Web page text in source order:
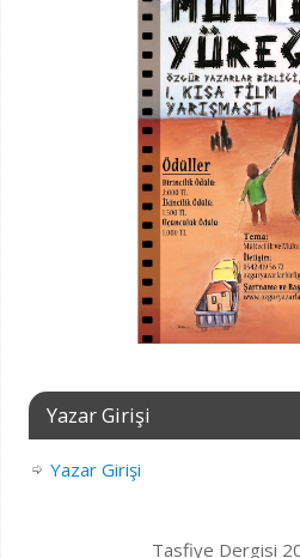
Yazar Girişi
Yazar Girişi
Tasfiye Dergisi